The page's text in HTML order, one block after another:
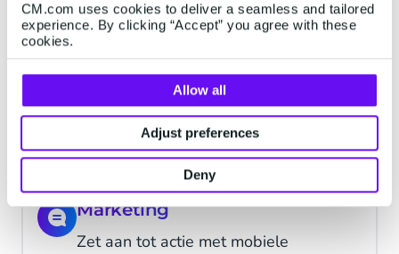
CM.com uses cookies to deliver a seamless and tailored
experience. By clicking “Accept” you agree with these
cookies.
Allow all
Adjust preferences
Deny
Stuur belangrijke updates, wijzigingen
Bescherm accounts met twee-factor
authenticatie
Marketing
Zet aan tot actie met mobiele